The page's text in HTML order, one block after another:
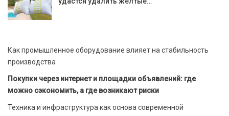
Как промышленное оборудование влияет на стабильность
производства
Покупки через интернет и площадки объявлений: где
можно сэкономить, а где возникают риски
Техника и инфраструктура как основа современной